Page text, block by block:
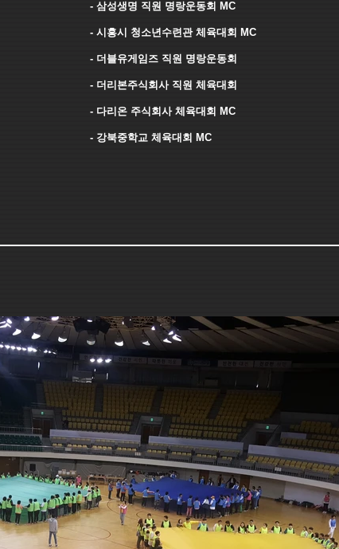
- 삼성생명 직원 명랑운동회 MC
- 시흥시 청소년수련관 체육대회 MC
- 더블유게임즈 직원 명랑운동회
- 더리본주식회사 직원 체육대회
- 다리온 주식회사 체육대회 MC
- 강북중학교 체육대회 MC